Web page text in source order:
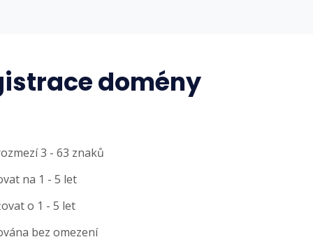
domény
3 - 63 znaků
na 1 - 5 let
o 1 - 5 let
bez omezení